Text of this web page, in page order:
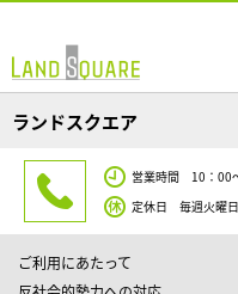
ランドスクエア
営業時間 10：00
定休日 毎週火曜
ご利用にあたって